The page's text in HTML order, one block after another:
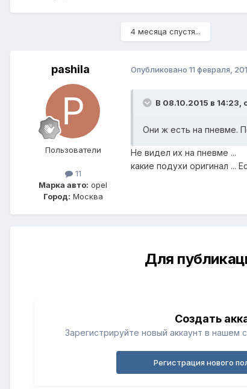
4 месяца спустя...
pashila
Пользователи
11
Марка авто: opel
Город: Москва
Опубликовано 11 февраля,
В 08.10.2015 в 14:23,
Они ж есть на пневме.
Не видел их на пневме ...
какие подухи оригинал ...
Для
Создать
Зарегистрируйте новый аккаунт в нашем
Регистрация нового